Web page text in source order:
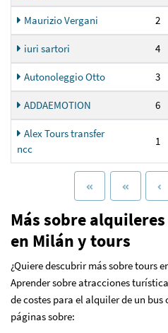
Maurizio Vergani 2
iuri sartori 4
Autonoleggio Otto 3
ADDAEMOTION 6
Alex Tours transfer
ncc
1
Más sobre
en Milán y tours
¿Quiere descubrir más sobre tours
Aprender sobre atracciones
de costes para el alquiler de un bus
páginas sobre: